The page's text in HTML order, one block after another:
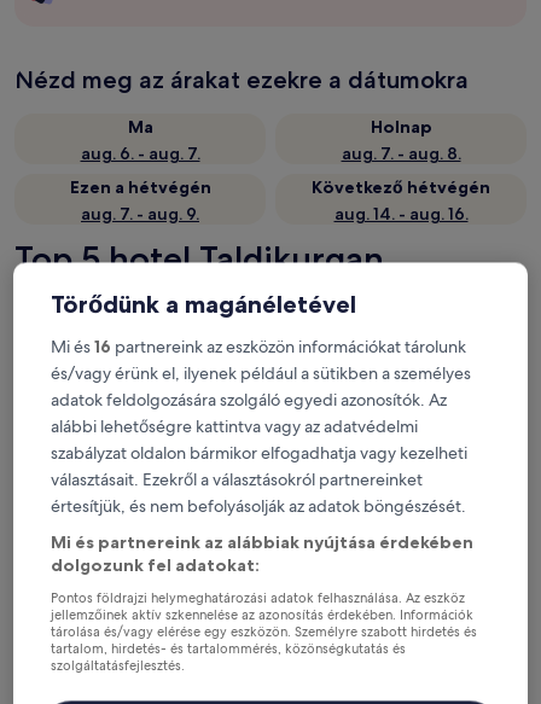
Nézd meg az árakat ezekre a dátumokra
Ma
aug. 6. - aug. 7.
Holnap
aug. 7. - aug. 8.
Ezen a hétvégén
aug. 7. - aug. 9.
Következő hétvégén
aug. 14. - aug. 16.
Top 5 hotel Taldikurgan
területén – rövid áttekintés
Royal Petrol Hotel Taldykorgan— 3 csillagos hotel Taldykorgan
területén. Értékelés: 7,0/10 — Jó.
Paradise Villa— 3 csillagos hotel Taldykorgan területén.
Golden Horse Hotel — 3 csillagos hotel Taldykorgan területén.
Tau Zhetysu— 3 csillagos hotel Yepkindi területén. Értékelés:
8,0/10 — Nagyon jó.
Hol érdemes megszállni
Taldikurgan területén?
A szálláshelyek kiválasztása valódi utazói értékelések, valamint
azoknak a vendégeknek a népszerűsége alapján történt, akik
a(z) Hotels.com oldalán foglaltak szállást Taldikurgan területén.
Ezek a Taldikurgan szállodák folyamatosan magas színvonalat
Törődünk a magánéletével
Mi és16 partnereink az eszközön információkat tárolunk
és/vagy érünk el, ilyenek például a sütikben a személyes
adatok feldolgozására szolgáló egyedi azonosítók. Az
alábbi lehetőségre kattintva vagy az adatvédelmi
szabályzat oldalon bármikor elfogadhatja vagy kezelheti
választásait. Ezekről a választásokról partnereinket
értesítjük, és nem befolyásolják az adatok böngészését.
Mi és partnereink az alábbiak nyújtása érdekében
dolgozunk fel adatokat:
Pontos földrajzi helymeghatározási adatok felhasználása. Az eszköz
jellemzőinek aktív szkennelése az azonosítás érdekében. Információk
tárolása és/vagy elérése egy eszközön. Személyre szabott hirdetés és
tartalom, hirdetés- és tartalommérés, közönségkutatás és
szolgáltatásfejlesztés.